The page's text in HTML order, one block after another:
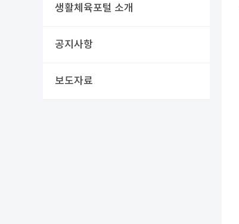
생활체육포털 소개
공지사항
보도자료